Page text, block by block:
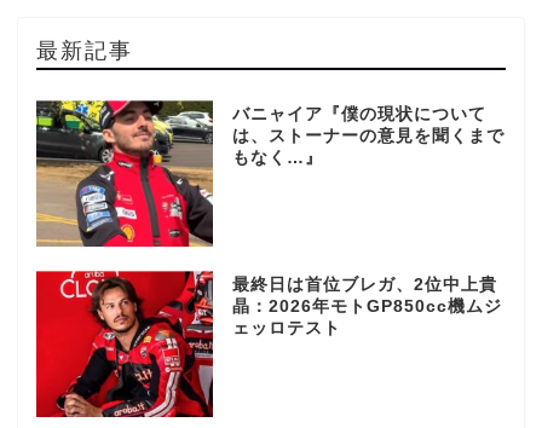
最新記事
バニャイア『僕の現状について
は、ストーナーの意見を聞くまで
もなく…』
最終日は首位ブレガ、2位中上貴
晶：2026年モトGP850cc機ムジ
ェッロテスト